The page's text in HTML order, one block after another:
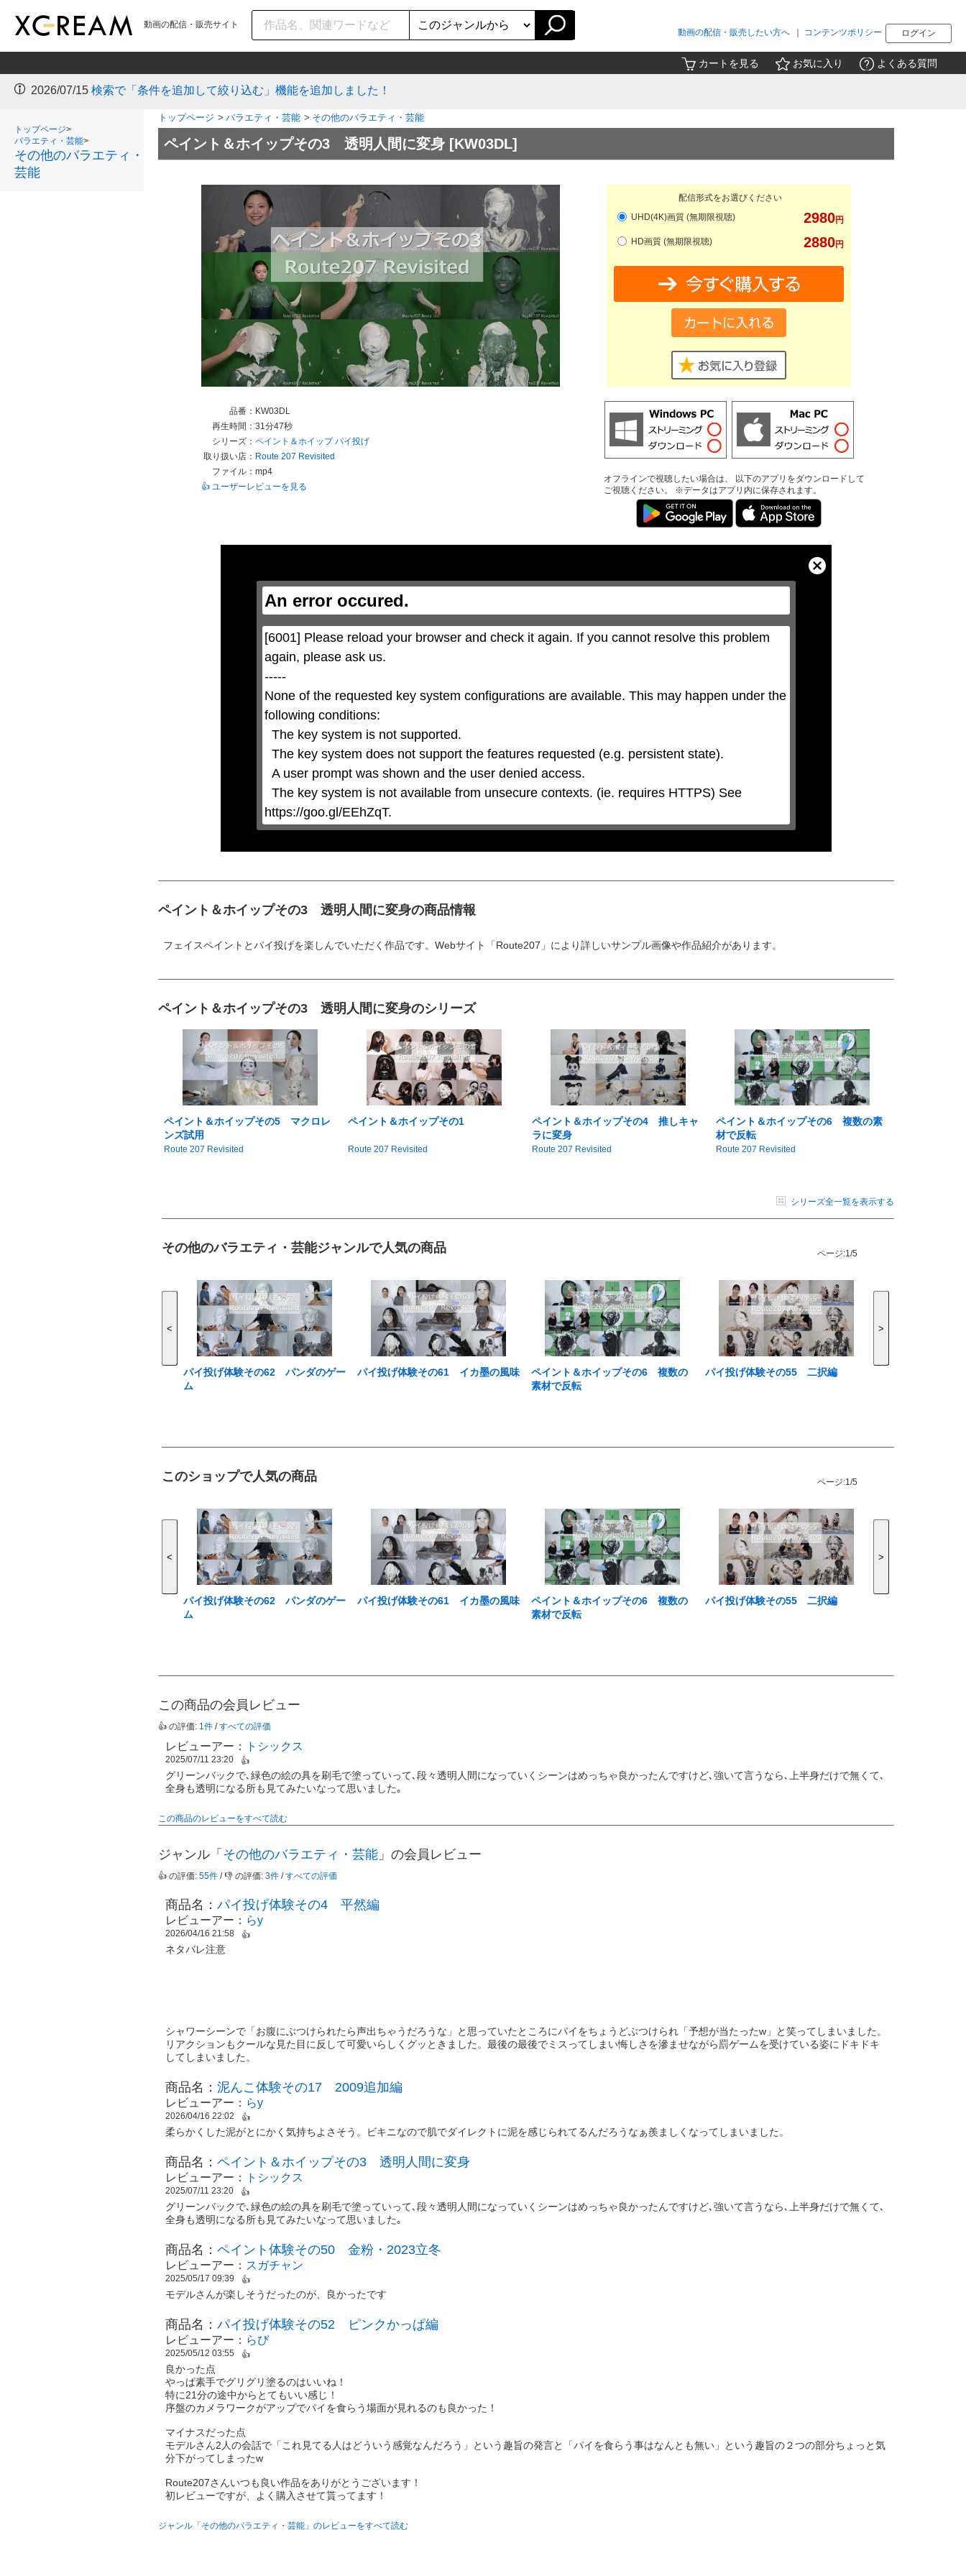
動画の配信・販売サイト
ログイン
コンテンツポリシー
動画の配信・販売したい方へ
カートを見る お気に入り よくある質問
2026/07/15 検索で「条件を追加して絞り込む」機能を追加しました！
トップページ>
バラエティ・芸能>
その他のバラエティ・
芸能
トップページ > バラエティ・芸能 > その他のバラエティ・芸能
ペイント＆ホイップその3 透明人間に変身 [KW03DL]
品番： KW03DL
再生時間： 31分47秒
シリーズ： ペイント＆ホイップパイ投げ
取り扱い店： Route 207 Revisited
ファイル： mp4
👍 ユーザーレビューを見る
配信形式をお選びください
2980円
UHD(4K)画質 (無期限視聴)
2880円
HD画質 (無期限視聴)
オフラインで視聴したい場合は、 以下のアプリをダウンロードして
ご視聴ください。 ※データはアプリ内に保存されます。
An error occured.
[6001] Please reload your browser and check it again. If you cannot resolve this problem
again, please ask us.
-----
None of the requested key system configurations are available. This may happen under the
following conditions:
https://goo.gl/EEhZqT.
Close
Modal
Dialog
ペイント＆ホイップその3 透明人間に変身の商品情報
フェイスペイントとパイ投げを楽しんでいただく作品です。Webサイト「Route207」により詳しいサンプル画像や作品紹介があります。
ペイント＆ホイップその3 透明人間に変身のシリーズ
ペイント＆ホイップその5 マクロレ
ンズ試用
Route 207 Revisited
ペイント＆ホイップその1
Route 207 Revisited
ペイント＆ホイップその4 推しキャ
ラに変身
Route 207 Revisited
ペイント＆ホイップその6 複数の素
材で反転
Route 207 Revisited
シリーズ全一覧を表示する
その他のバラエティ・芸能ジャンルで人気の商品 ページ:1/5
<
パイ投げ体験その62 パンダのゲー
ム
パイ投げ体験その61 イカ墨の風味
ペイント＆ホイップその6 複数の
素材で反転
パイ投げ体験その55 二択編
>
このショップで人気の商品 ページ:1/5
<
パイ投げ体験その62 パンダのゲー
ム
パイ投げ体験その61 イカ墨の風味
ペイント＆ホイップその6 複数の
素材で反転
パイ投げ体験その55 二択編
>
この商品の会員レビュー
👍 の評価: 1件 /すべての評価
レビューアー： トシックス
2025/07/11 23:20 👍
グリーンバックで､緑色の絵の具を刷毛で塗っていって､段々透明人間になっていくシーンはめっちゃ良かったんですけど､強いて言うなら､上半身だけで無くて､
全身も透明になる所も見てみたいなって思いました｡
この商品のレビューをすべて読む
ジャンル「 その他のバラエティ・芸能 」の会員レビュー
👍 の評価: 55件 / 👎 の評価: 3件 /すべての評価
商品名： パイ投げ体験その4 平然編
レビューアー： らy
2026/04/16 21:58 👍
ネタバレ注意
シャワーシーンで「お腹にぶつけられたら声出ちゃうだろうな」と思っていたところにパイをちょうどぶつけられ「予想が当たったw」と笑ってしまいました。
リアクションもクールな見た目に反して可愛いらしくグッときました。最後の最後でミスってしまい悔しさを滲ませながら罰ゲームを受けている姿にドキドキ
してしまいました。
商品名： 泥んこ体験その17 2009追加編
レビューアー： らy
2026/04/16 22:02 👍
柔らかくした泥がとにかく気持ちよさそう。ビキニなので肌でダイレクトに泥を感じられてるんだろうなぁ羨ましくなってしまいました。
商品名： ペイント＆ホイップその3 透明人間に変身
レビューアー： トシックス
2025/07/11 23:20 👍
グリーンバックで､緑色の絵の具を刷毛で塗っていって､段々透明人間になっていくシーンはめっちゃ良かったんですけど､強いて言うなら､上半身だけで無くて､
全身も透明になる所も見てみたいなって思いました｡
商品名： ペイント体験その50 金粉・2023立冬
レビューアー： スガチャン
2025/05/17 09:39 👍
モデルさんが楽しそうだったのが、良かったです
商品名： パイ投げ体験その52 ピンクかっぱ編
レビューアー： らび
2025/05/12 03:55 👍
良かった点
やっぱ素手でグリグリ塗るのはいいね！
特に21分の途中からとてもいい感じ！
序盤のカメラワークがアップでパイを食らう場面が見れるのも良かった！
マイナスだった点
モデルさん2人の会話で「これ見てる人はどういう感覚なんだろう」という趣旨の発言と「パイを食らう事はなんとも無い」という趣旨の２つの部分ちょっと気
分下がってしまったw
Route207さんいつも良い作品をありがとうございます！
初レビューですが、よく購入させて貰ってます！
ジャンル「その他のバラエティ・芸能」のレビューをすべて読む